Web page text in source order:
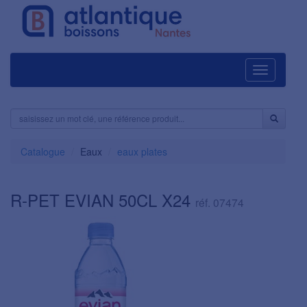
Navigation
Catalogue Eaux eaux plates
R-PET EVIAN 50CL X24 réf. 07474